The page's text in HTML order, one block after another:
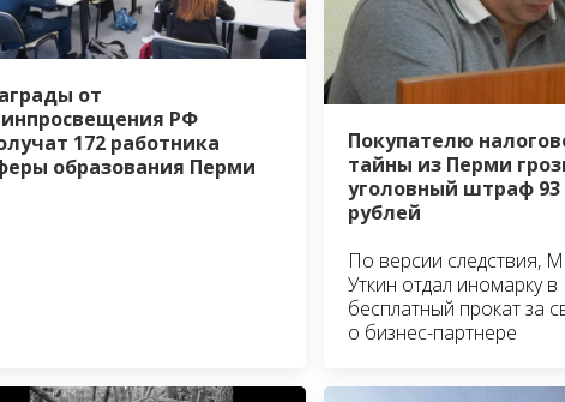
от
РФ
172 работника
образования Перми
Покупателю
тайны из Перми
уголовный штраф
рублей
По версии следствия,
Уткин отдал иномарку в
бесплатный прокат за
о бизнес-партнере